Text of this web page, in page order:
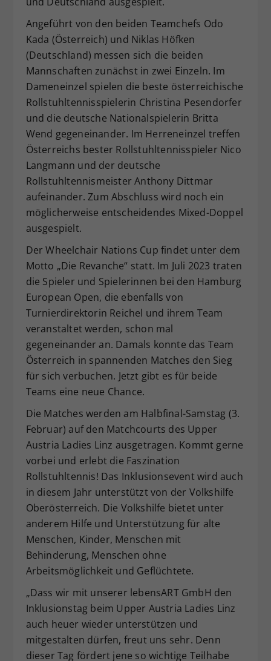
Angeführt von den beiden Teamchefs Odo
Kada (Österreich) und Niklas Höfken
(Deutschland) messen sich die beiden
Mannschaften zunächst in zwei Einzeln. Im
Dameneinzel spielen die beste österreichische
Rollstuhltennisspielerin Christina Pesendorfer
und die deutsche Nationalspielerin Britta
Wend gegeneinander. Im Herreneinzel treffen
Österreichs bester Rollstuhltennisspieler Nico
Langmann und der deutsche
Rollstuhltennismeister Anthony Dittmar
aufeinander. Zum Abschluss wird noch ein
möglicherweise entscheidendes Mixed-Doppel
ausgespielt.
Der Wheelchair Nations Cup findet unter dem
Motto „Die Revanche“ statt. Im Juli 2023 traten
die Spieler und Spielerinnen bei den Hamburg
European Open, die ebenfalls von
Turnierdirektorin Reichel und ihrem Team
veranstaltet werden, schon mal
gegeneinander an. Damals konnte das Team
Österreich in spannenden Matches den Sieg
für sich verbuchen. Jetzt gibt es für beide
Teams eine neue Chance.
Die Matches werden am Halbfinal-Samstag (3.
Februar) auf den Matchcourts des Upper
Austria Ladies Linz ausgetragen. Kommt gerne
vorbei und erlebt die Faszination
Rollstuhltennis! Das Inklusionsevent wird auch
in diesem Jahr unterstützt von der Volkshilfe
Oberösterreich. Die Volkshilfe bietet unter
anderem Hilfe und Unterstützung für alte
Menschen, Kinder, Menschen mit
Behinderung, Menschen ohne
Arbeitsmöglichkeit und Geflüchtete.
„Dass wir mit unserer lebensART GmbH den
Inklusionstag beim Upper Austria Ladies Linz
auch heuer wieder unterstützen und
mitgestalten dürfen, freut uns sehr. Denn
dieser Tag fördert jene so wichtige Teilhabe